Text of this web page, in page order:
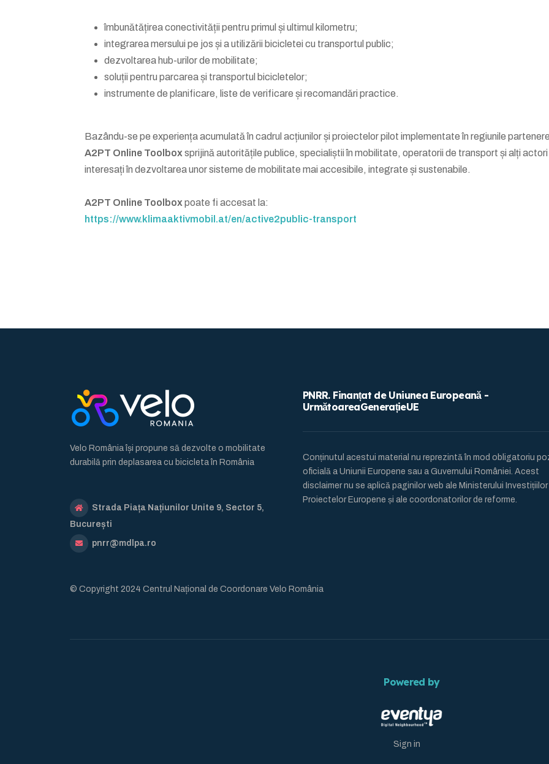
îmbunătățirea conectivității pentru primul și ultimul kilometru;
integrarea mersului pe jos și a utilizării bicicletei cu transportul public;
dezvoltarea hub-urilor de mobilitate;
soluții pentru parcarea și transportul bicicletelor;
instrumente de planificare, liste de verificare și recomandări practice.
Bazându-se pe experiența acumulată în cadrul acțiunilor și proiectelor pilot implementate în regiunile
A2PT Online Toolbox sprijină autoritățile publice, specialiștii în mobilitate, operatorii de transport și alți actori
interesați în dezvoltarea unor sisteme de mobilitate mai accesibile, integrate și sustenabile.
A2PT Online Toolbox poate fi accesat la:
https://www.klimaaktivmobil.at/en/active2public-transport
Velo România își propune să dezvolte o mobilitate
durabilă prin deplasarea cu bicicleta în România
Strada Piața Națiunilor Unite 9, Sector 5,
București
pnrr@mdlpa.ro
PNRR. Finanțat de Uniunea Europeană -
UrmătoareaGenerațieUE
Conținutul acestui material nu reprezintă în mod obligatoriu
oficială a Uniunii Europene sau a Guvernului României. Acest
disclaimer nu se aplică paginilor web ale Ministerului Investițiilor
Proiectelor Europene și ale coordonatorilor de reforme.
© Copyright 2024 Centrul Național de Coordonare Velo România
Powered by
Sign in